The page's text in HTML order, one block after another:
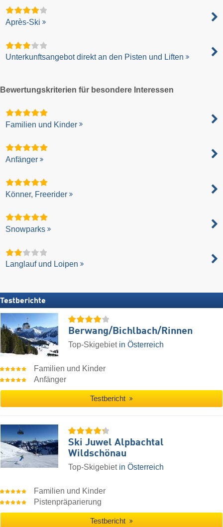
Après-Ski
Unterkunftsangebot direkt an den Pisten und Liften
Bewertungskriterien für besondere Interessen
Familien und Kinder
Anfänger
Könner, Freerider
Snowparks
Langlauf und Loipen
Testberichte
Berwang/​Bichlbach/​Rinnen
Top-Skigebiet in Österreich
Familien und Kinder
Anfänger
Testbericht
Ski Juwel Alpbachtal
Wildschönau
Top-Skigebiet in Österreich
Familien und Kinder
Pistenpräparierung
Testbericht